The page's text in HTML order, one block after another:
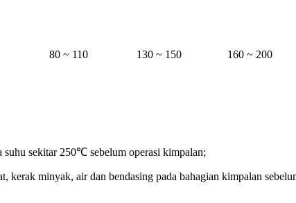
80 ~ 110 130 ~ 150 160 ~ 200
suhu sekitar 250℃ sebelum operasi kimpalan;
kerak minyak, air dan bendasing pada bahagian kimpalan